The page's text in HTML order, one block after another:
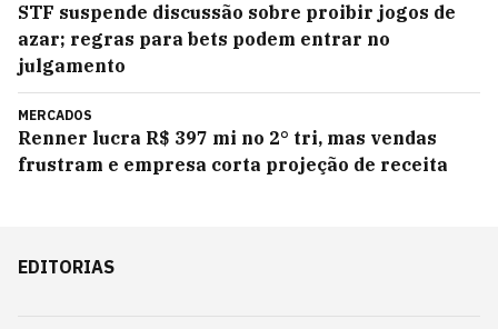
STF suspende discussão sobre proibir jogos de
azar; regras para bets podem entrar no
julgamento
MERCADOS
Renner lucra R$ 397 mi no 2° tri, mas vendas
frustram e empresa corta projeção de receita
EDITORIAS